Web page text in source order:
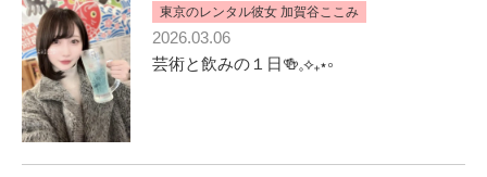
東京のレンタル彼女 加賀谷ここみ
2026.03.06
芸術と飲みの１日🍻𓈒⟡₊⋆∘